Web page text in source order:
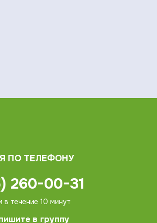
ПО ТЕЛЕФОНУ
260-00-31
в течение 10 минут
в группу